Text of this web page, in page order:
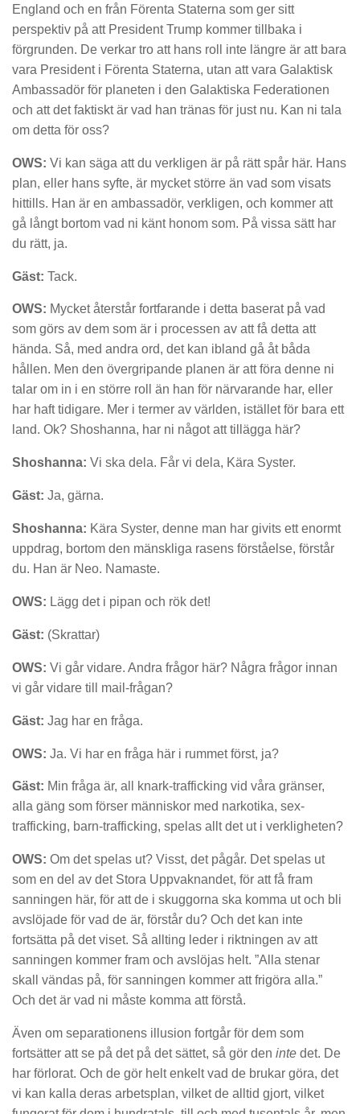
England och en från Förenta Staterna som ger sitt
perspektiv på att President Trump kommer tillbaka i
förgrunden. De verkar tro att hans roll inte längre är att bara
vara President i Förenta Staterna, utan att vara Galaktisk
Ambassadör för planeten i den Galaktiska Federationen
och att det faktiskt är vad han tränas för just nu. Kan ni tala
om detta för oss?
OWS: Vi kan säga att du verkligen är på rätt spår här. Hans
plan, eller hans syfte, är mycket större än vad som visats
hittills. Han är en ambassadör, verkligen, och kommer att
gå långt bortom vad ni känt honom som. På vissa sätt har
du rätt, ja.
Gäst: Tack.
OWS: Mycket återstår fortfarande i detta baserat på vad
som görs av dem som är i processen av att få detta att
hända. Så, med andra ord, det kan ibland gå åt båda
hållen. Men den övergripande planen är att föra denne ni
talar om in i en större roll än han för närvarande har, eller
har haft tidigare. Mer i termer av världen, istället för bara ett
land. Ok? Shoshanna, har ni något att tillägga här?
Shoshanna: Vi ska dela. Får vi dela, Kära Syster.
Gäst: Ja, gärna.
Shoshanna: Kära Syster, denne man har givits ett enormt
uppdrag, bortom den mänskliga rasens förståelse, förstår
du. Han är Neo. Namaste.
OWS: Lägg det i pipan och rök det!
Gäst: (Skrattar)
OWS: Vi går vidare. Andra frågor här? Några frågor innan
vi går vidare till mail-frågan?
Gäst: Jag har en fråga.
OWS: Ja. Vi har en fråga här i rummet först, ja?
Gäst: Min fråga är, all knark-trafficking vid våra gränser,
alla gäng som förser människor med narkotika, sex-
trafficking, barn-trafficking, spelas allt det ut i verkligheten?
OWS: Om det spelas ut? Visst, det pågår. Det spelas ut
som en del av det Stora Uppvaknandet, för att få fram
sanningen här, för att de i skuggorna ska komma ut och bli
avslöjade för vad de är, förstår du? Och det kan inte
fortsätta på det viset. Så allting leder i riktningen av att
sanningen kommer fram och avslöjas helt. ”Alla stenar
skall vändas på, för sanningen kommer att frigöra alla.”
Och det är vad ni måste komma att förstå.
Även om separationens illusion fortgår för dem som
fortsätter att se på det på det sättet, så gör den inte det. De
har förlorat. Och de gör helt enkelt vad de brukar göra, det
vi kan kalla deras arbetsplan, vilket de alltid gjort, vilket